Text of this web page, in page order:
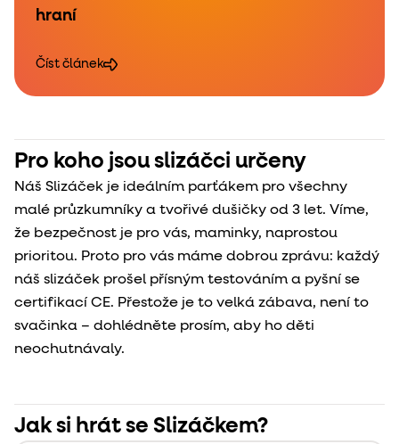
hraní
Číst článek
Pro koho jsou slizáčci určeny
Náš Slizáček je ideálním parťákem pro všechny
malé průzkumníky a tvořivé dušičky od 3 let. Víme,
že bezpečnost je pro vás, maminky, naprostou
prioritou. Proto pro vás máme dobrou zprávu: každý
náš slizáček prošel přísným testováním a pyšní se
certifikací CE. Přestože je to velká zábava, není to
svačinka – dohlédněte prosím, aby ho děti
neochutnávaly.
Jak si hrát se Slizáčkem?